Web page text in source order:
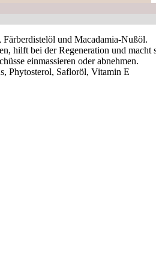
und Macadamia-Nußöl.
hilft bei der Regeneration und macht
einmassieren oder abnehmen.
Phytosterol, Safloröl, Vitamin E